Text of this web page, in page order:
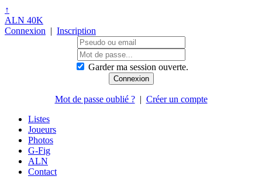
↑
ALN 40K
Connexion | Inscription
Garder ma session ouverte.
Mot de passe oublié ?| Créer un compte
Listes
Joueurs
Photos
G-Fig
ALN
Contact